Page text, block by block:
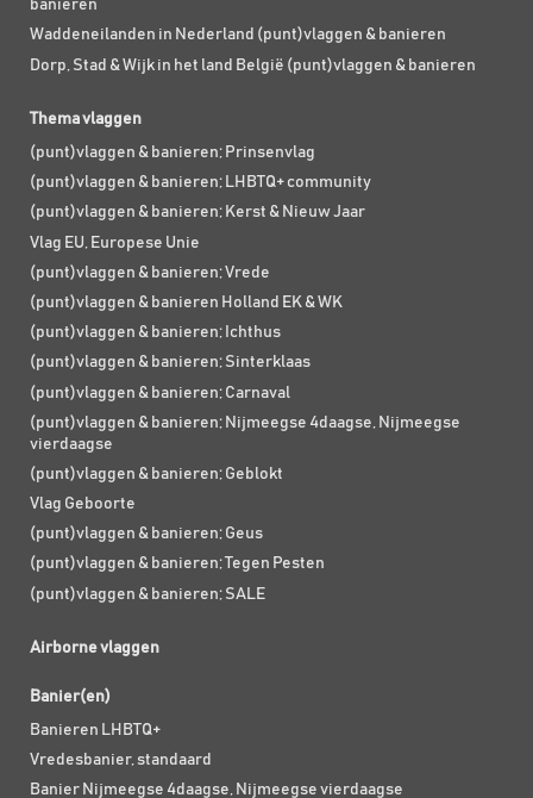
banieren
Waddeneilanden in Nederland (punt)vlaggen & banieren
Dorp, Stad & Wijk in het land België (punt)vlaggen & banieren
Thema vlaggen
(punt)vlaggen & banieren; Prinsenvlag
(punt)vlaggen & banieren; LHBTQ+ community
(punt)vlaggen & banieren; Kerst & Nieuw Jaar
Vlag EU, Europese Unie
(punt)vlaggen & banieren; Vrede
(punt)vlaggen & banieren Holland EK & WK
(punt)vlaggen & banieren; Ichthus
(punt)vlaggen & banieren; Sinterklaas
(punt)vlaggen & banieren; Carnaval
(punt)vlaggen & banieren; Nijmeegse 4daagse, Nijmeegse
vierdaagse
(punt)vlaggen & banieren; Geblokt
Vlag Geboorte
(punt)vlaggen & banieren; Geus
(punt)vlaggen & banieren; Tegen Pesten
(punt)vlaggen & banieren; SALE
Airborne vlaggen
Banier(en)
Banieren LHBTQ+
Vredesbanier, standaard
Banier Nijmeegse 4daagse, Nijmeegse vierdaagse